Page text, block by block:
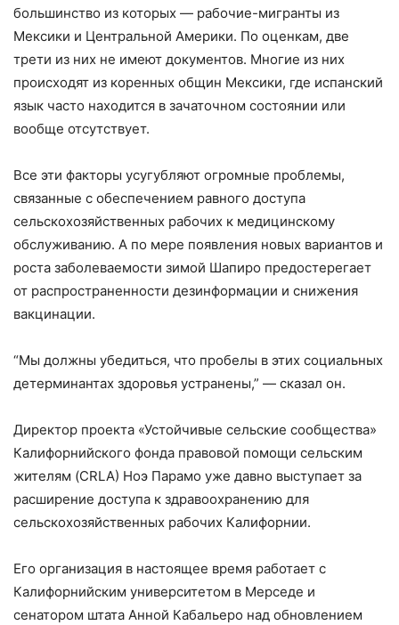
большинство из которых — рабочие-мигранты из
Мексики и Центральной Америки. По оценкам, две
трети из них не имеют документов. Многие из них
происходят из коренных общин Мексики, где испанский
язык часто находится в зачаточном состоянии или
вообще отсутствует.
Все эти факторы усугубляют огромные проблемы,
связанные с обеспечением равного доступа
сельскохозяйственных рабочих к медицинскому
обслуживанию. А по мере появления новых вариантов и
роста заболеваемости зимой Шапиро предостерегает
от распространенности дезинформации и снижения
вакцинации.
“Мы должны убедиться, что пробелы в этих социальных
детерминантах здоровья устранены,” — сказал он.
Директор проекта «Устойчивые сельские сообщества»
Калифорнийского фонда правовой помощи сельским
жителям (CRLA) Ноэ Парамо уже давно выступает за
расширение доступа к здравоохранению для
сельскохозяйственных рабочих Калифорнии.
Его организация в настоящее время работает с
Калифорнийским университетом в Мерседе и
сенатором штата Анной Кабальеро над обновлением